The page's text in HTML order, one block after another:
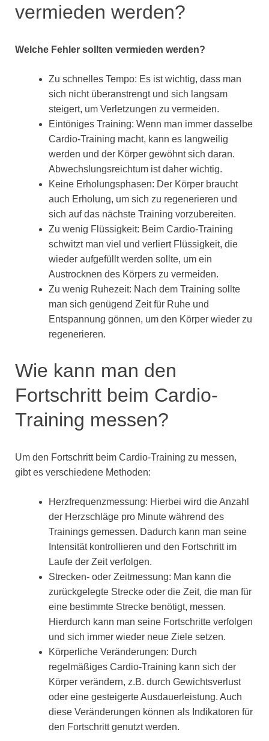
vermieden werden?
Welche Fehler sollten vermieden werden?
Zu schnelles Tempo: Es ist wichtig, dass man
sich nicht überanstrengt und sich langsam
steigert, um Verletzungen zu vermeiden.
Eintöniges Training: Wenn man immer dasselbe
Cardio-Training macht, kann es langweilig
werden und der Körper gewöhnt sich daran.
Abwechslungsreichtum ist daher wichtig.
Keine Erholungsphasen: Der Körper braucht
auch Erholung, um sich zu regenerieren und
sich auf das nächste Training vorzubereiten.
Zu wenig Flüssigkeit: Beim Cardio-Training
schwitzt man viel und verliert Flüssigkeit, die
wieder aufgefüllt werden sollte, um ein
Austrocknen des Körpers zu vermeiden.
Zu wenig Ruhezeit: Nach dem Training sollte
man sich genügend Zeit für Ruhe und
Entspannung gönnen, um den Körper wieder zu
regenerieren.
Wie kann man den
Fortschritt beim Cardio-
Training messen?
Um den Fortschritt beim Cardio-Training zu messen,
gibt es verschiedene Methoden:
Herzfrequenzmessung: Hierbei wird die Anzahl
der Herzschläge pro Minute während des
Trainings gemessen. Dadurch kann man seine
Intensität kontrollieren und den Fortschritt im
Laufe der Zeit verfolgen.
Strecken- oder Zeitmessung: Man kann die
zurückgelegte Strecke oder die Zeit, die man für
eine bestimmte Strecke benötigt, messen.
Hierdurch kann man seine Fortschritte verfolgen
und sich immer wieder neue Ziele setzen.
Körperliche Veränderungen: Durch
regelmäßiges Cardio-Training kann sich der
Körper verändern, z.B. durch Gewichtsverlust
oder eine gesteigerte Ausdauerleistung. Auch
diese Veränderungen können als Indikatoren für
den Fortschritt genutzt werden.